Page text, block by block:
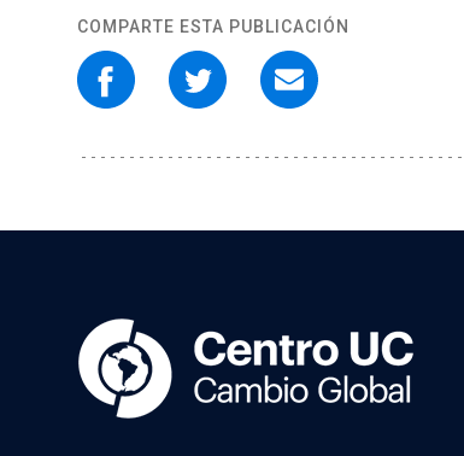
COMPARTE ESTA PUBLICACIÓN